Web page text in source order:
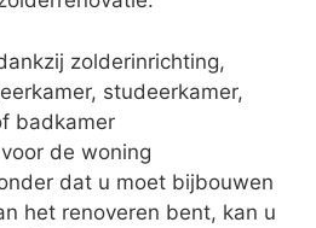
zolderinrichting,
studeerkamer,
badkamer
de woning
dat u moet bijbouwen
het renoveren bent, kan u